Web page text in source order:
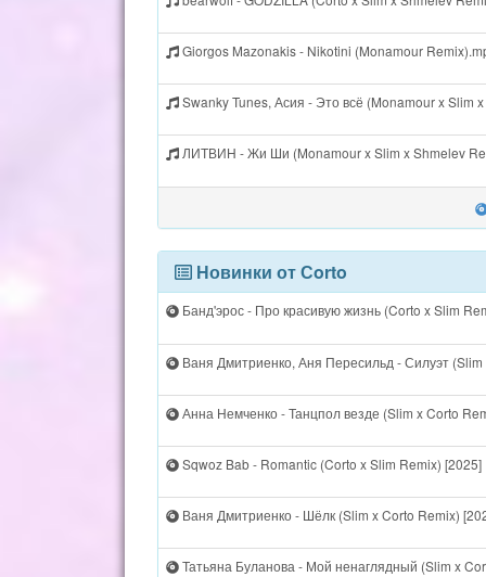
Giorgos Mazonakis - Nikotini (Monamour
Swanky Tunes, Асия - Это всё (Monamour x Slim
ЛИТВИН - Жи Ши (Monamour x Slim x Shmelev
Новинки от Сorto
Банд'эрос - Про красивую жизнь (Corto x Slim
Ваня Дмитриенко, Аня Пересильд - Силуэт (Slim
Анна Немченко - Танцпол везде (Slim x Corto
Sqwoz Bab - Romantic (Corto x Slim Remix) [2025]
Ваня Дмитриенко - Шёлк (Slim x Corto Remix)
Татьяна Буланова - Мой ненаглядный (Slim x